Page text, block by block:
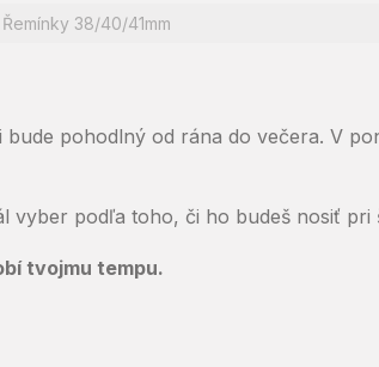
Řemínky 38/40/41mm
pohodlný od rána do večera. V
podľa toho, či ho budeš nosiť pri
tvojmu tempu.